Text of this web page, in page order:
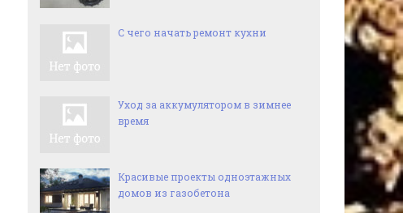
С чего начать ремонт кухни
Уход за аккумулятором в зимнее
время
Красивые проекты одноэтажных
домов из газобетона